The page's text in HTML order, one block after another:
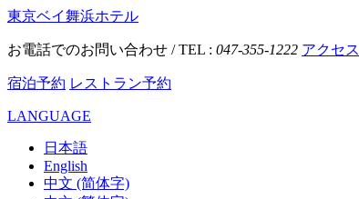
東京ベイ舞浜ホテル
お電話でのお問い合わせ / TEL : 047-355-1222 アクセス
宿泊予約 レストラン予約
LANGUAGE
日本語
English
中文 (简体字)